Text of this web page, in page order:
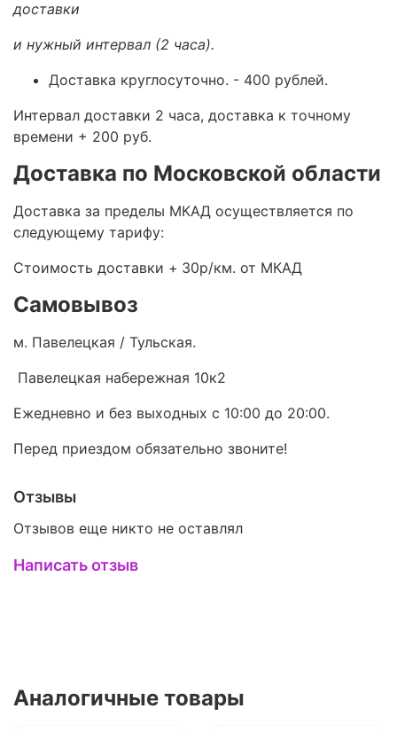
доставки
и нужный интервал (2 часа).
Доставка круглосуточно. - 400 рублей.
Интервал доставки 2 часа, доставка к точному
времени + 200 руб.
Доставка по Московской области
Доставка за пределы МКАД осуществляется по
следующему тарифу:
Стоимость доставки + 30р/км. от МКАД
Самовывоз
м. Павелецкая / Тульская.
Павелецкая набережная 10к2
Ежедневно и без выходных с 10:00 до 20:00.
Перед приездом обязательно звоните!
Отзывы
Отзывов еще никто не оставлял
Написать отзыв
Аналогичные товары